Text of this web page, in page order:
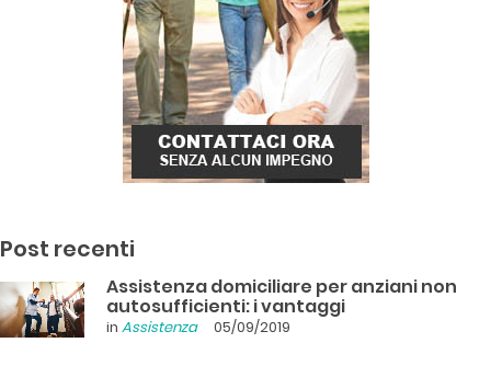
Post recenti
Assistenza domiciliare per anziani non
autosufficienti: i vantaggi
in Assistenza 05/09/2019